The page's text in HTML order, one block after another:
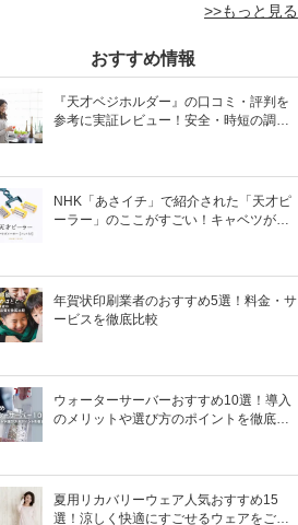
>>もっと見る
おすすめ情報
『天才ベジホルダー』の口コミ・評判を
参考に実証レビュー！安全・時短の調理
NHK「あさイチ」で紹介された「天才ピ
ーラー」のここがすごい！キャベツがほ
年賀状印刷業者のおすすめ5選！料金・サ
ービスを徹底比較
ウォーターサーバーおすすめ10選！導入
のメリットや選び方のポイントを徹底解
夏用リカバリーウェア人気おすすめ15
選！涼しく快適にすごせるウェアをご紹